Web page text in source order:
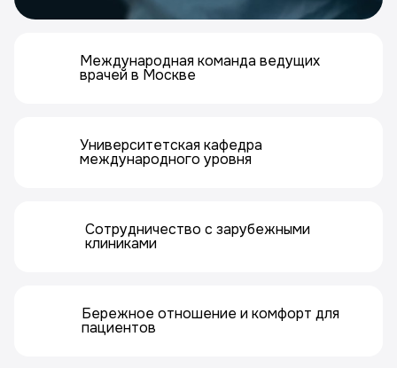
Международная команда ведущих
врачей в Москве
Университетская кафедра
международного уровня
Сотрудничество с зарубежными
клиниками
Бережное отношение и комфорт для
пациентов